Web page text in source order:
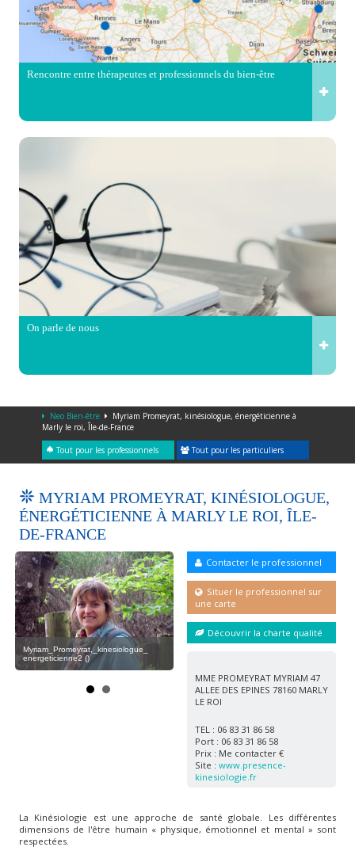
Rencontre entre thérapeutes et professionnels du bien-être
On parle de nous
Neo Bien-être
Myriam Promeyrat, kinésiologue, énergéticienne à
Marly le roi, Île-de-France
Tout pour les professionnels Tout pour les particuliers
MYRIAM PROMEYRAT, KINÉSIOLOGUE,
ÉNERGÉTICIENNE À MARLY LE ROI, ÎLE-
DE-FRANCE
Myriam_Promeyrat,_kinesiologue_
energeticienne2 ()
Wellness / Spa ()
Contacter le professionnel
Situer le professionnel sur
une carte
Découvrir la charte qualité
MME PROMEYRAT MYRIAM 47
ALLEE DES EPINES 78160 MARLY
LE ROI
TEL : 06 83 31 86 58
Port : 06 83 31 86 58
Prix : Me contacter €
Site : www.presence-
kinesiologie.fr
La Kinésiologie est une approche de santé globale. Les différentes
dimensions de l'être humain « physique, émotionnel et mental » sont
respectées.